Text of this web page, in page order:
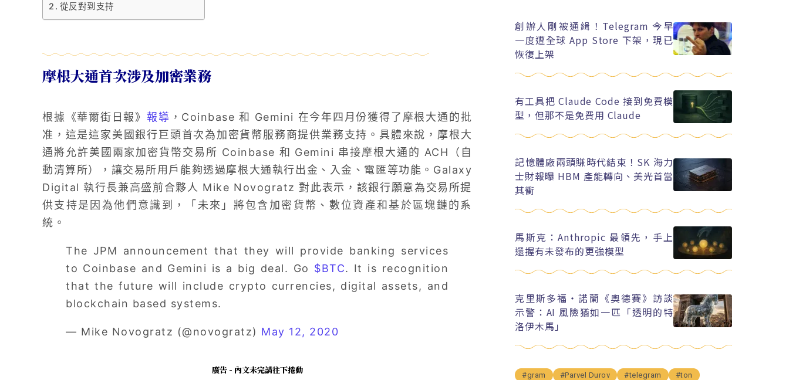
從反對到支持
摩根大通首次涉及加密業務
根據《華爾街日報》報導 ，Coinbase 和 Gemini 在今年四月份獲得了摩根大通的批
准， 這是這家美國銀行巨頭首次為加密貨幣服務商提供業務支持。具體來說，摩根大
通將允許美國兩家加密貨幣交易所 Coinbase 和 Gemini 串接摩根大通的 ACH（自
動清算所），讓交易所用戶能夠透過摩根大通執行出金、入金、電匯等功能。Galaxy
Digital 執行長兼高盛前合夥人 Mike Novogratz 對此表示，該銀行願意為交易所提
供支持是因為他們意識到，「未來」將包含加密貨幣、數位資產和基於區塊鏈的系
統。
The JPM announcement that they will provide banking services
to Coinbase and Gemini is a big deal. Go $BTC. It is recognition
that the future will include crypto currencies, digital assets, and
blockchain based systems.
— Mike Novogratz (@novogratz) May 12, 2020
廣告 - 內文未完請往下捲動
創辦人剛被通緝！Telegram 今早
一度遭全球 App Store 下架，現已
恢復上架
有工具把 Claude Code 接到免費模
型，但那不是免費用 Claude
記憶體廠兩頭賺時代結束！SK 海力
士財報曝 HBM 產能轉向、美光首當
其衝
馬斯克：Anthropic 最領先，手上
還握有未發布的更強模型
克里斯多福・諾蘭《奧德賽》訪談
示警：AI 風險猶如一匹「透明的特
洛伊木馬」
#gram #Parvel Durov #telegram
#ton